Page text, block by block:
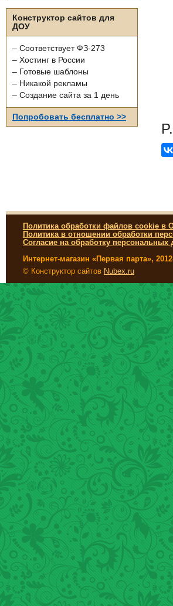
Конструктор сайтов для
ДОУ
– Соответствует ФЗ-273
– Хостинг в России
– Готовые шаблоны
– Никакой рекламы
– Создание сайта за 1 день
Попробовать бесплатно >>
Политика обработки файлов cookie
Политика в отношении обработки
Согласие на обработку персональных
Интернет-магазин «Первая парта»,
© Конструктор сайтов Nubex.ru